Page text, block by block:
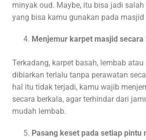
minyak oud. Maybe, itu bisa jadi
yang bisa kamu gunakan pada
Menjemur karpet masjid secara
Terkadang, karpet basah, lembab
dibiarkan terlalu tanpa perawatan
hal itu tidak terjadi, kamu wajib
secara berkala, agar terhindar dari
mudah lembab.
Pasang keset pada setiap pintu